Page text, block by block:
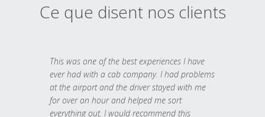
Ce que disent nos clients
This was one of the best experiences I have
ever had with a cab company. I had problems
at the airport and the driver stayed with me
for over an hour and helped me sort
everything out. I would recommend this